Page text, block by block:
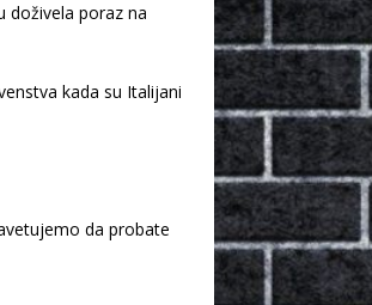
doživela poraz na
kada su Italijani
da probate